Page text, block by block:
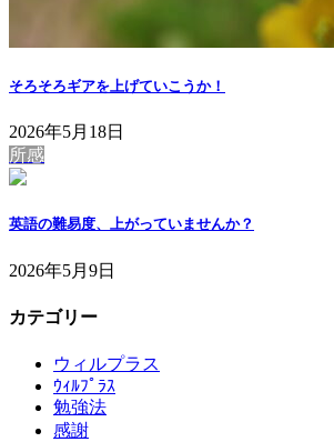
そろそろギアを上げていこうか！
2026年5月18日
所感
英語の難易度、上がっていませんか？
2026年5月9日
カテゴリー
ウィルプラス
ｳｨﾙﾌﾟﾗｽ
勉強法
感謝